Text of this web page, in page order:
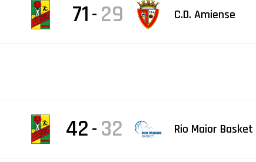
71 - 29 C.D. Amiense
42 - 32 Rio Maior Basket